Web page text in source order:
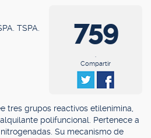
759
.
Compartir
TSPA.
tres grupos reactivos etilenimina,
polifuncional. Pertenece a
Su mecanismo de